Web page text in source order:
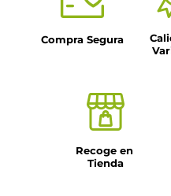
Compra Segura
Recoge en
Tienda